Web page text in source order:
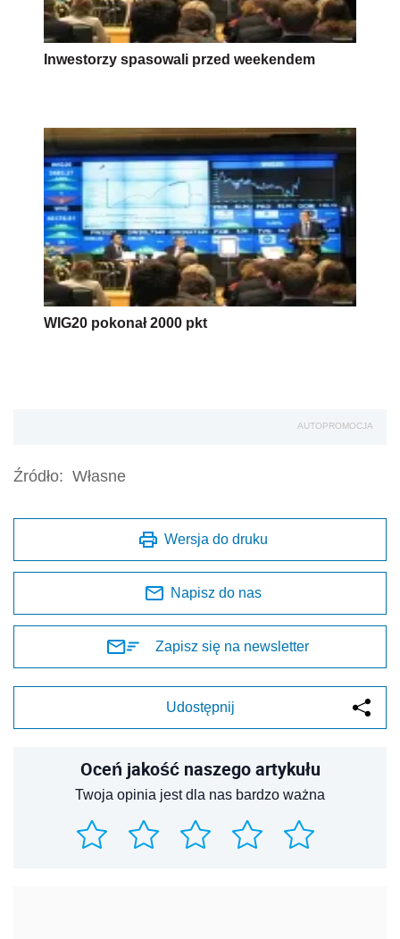
Inwestorzy spasowali przed weekendem
WIG20 pokonał 2000 pkt
AUTOPROMOCJA
Źródło: Własne
Wersja do druku
Napisz do nas
Zapisz się na newsletter
Udostępnij
Oceń jakość naszego artykułu
Twoja opinia jest dla nas bardzo ważna